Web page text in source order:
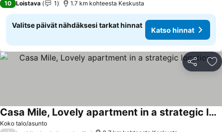
10 Loistava 1 1.7 km kohteesta Keskusta
Valitse päivät nähdäksesi tarkat hinnat
Katso hinnat
Jaa
Koko talo/asunto
Casa Mile, Lovely apartment in a strategic location